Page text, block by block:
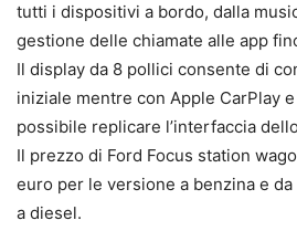
tutti i dispositivi a bordo, dalla
gestione delle chiamate alle app
Il display da 8 pollici consente di
iniziale mentre con Apple CarPlay
possibile replicare l’interfaccia
Il prezzo di Ford Focus station
euro per le versione a benzina e
a diesel.